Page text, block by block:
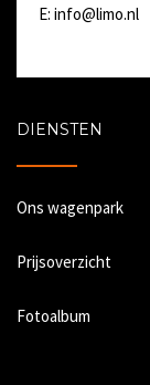
E: info@limo.nl
DIENSTEN
Ons wagenpark
Prijsoverzicht
Fotoalbum